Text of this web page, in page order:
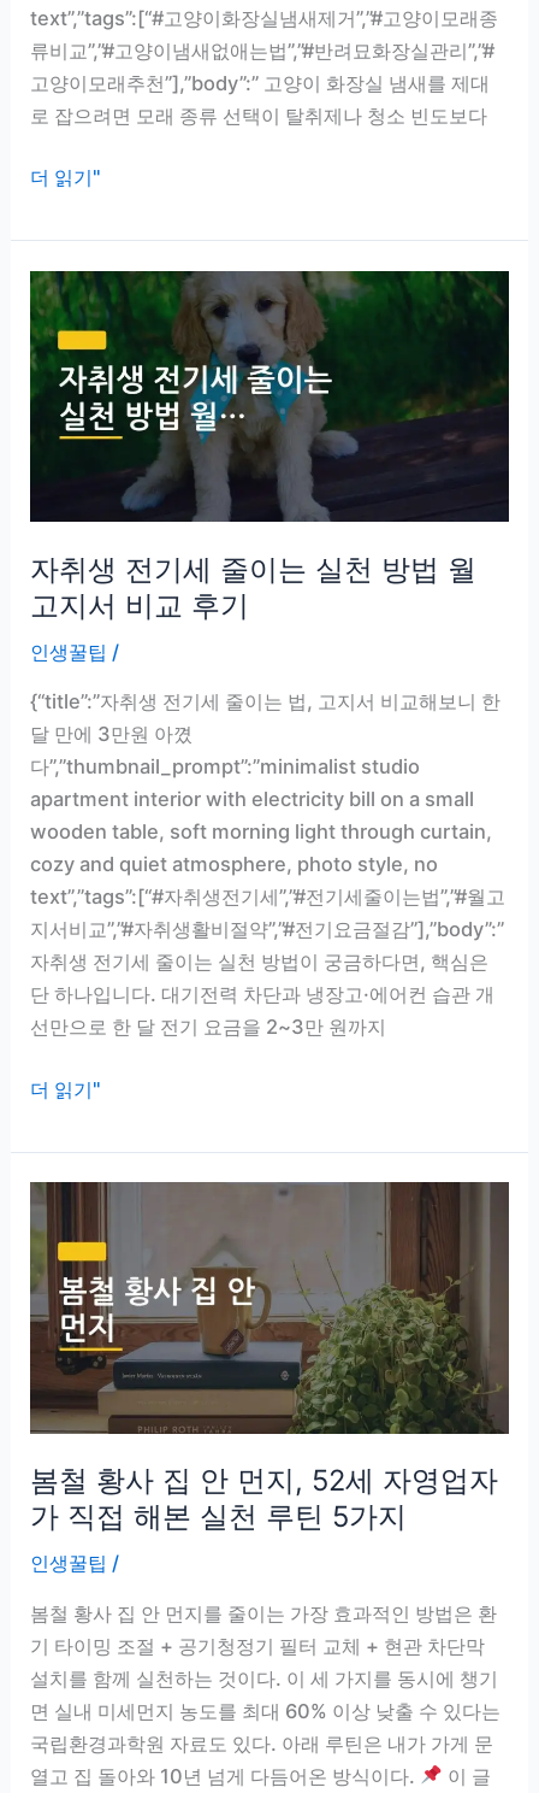
몇
도
일
까
text”,”tags”:[“#고양이화장실냄새제거”,”#고양이모래종
류비교”,”#고양이냄새없애는법”,”#반려묘화장실관리”,”#
고양이모래추천”],”body”:” 고양이 화장실 냄새를 제대
로 잡으려면 모래 종류 선택이 탈취제나 청소 빈도보다
고
이
화
장
실
냄
새
제
모
래
류
별
비
교
더 읽기"
자취생 전기세 줄이는 실천 방법 월
고지서 비교 후기
인생꿀팁 /
{“title”:”자취생 전기세 줄이는 법, 고지서 비교해보니 한
달 만에 3만원 아꼈
다”,”thumbnail_prompt”:”minimalist studio
apartment interior with electricity bill on a small
wooden table, soft morning light through curtain,
cozy and quiet atmosphere, photo style, no
text”,”tags”:[“#자취생전기세”,”#전기세줄이는법”,”#월고
지서비교”,”#자취생활비절약”,”#전기요금절감”],”body”:”
자취생 전기세 줄이는 실천 방법이 궁금하다면, 핵심은
단 하나입니다. 대기전력 차단과 냉장고·에어컨 습관 개
선만으로 한 달 전기 요금을 2~3만 원까지
자
생
전
줄
이
는
천
법
월
지
서
비
교
후
기
더 읽기"
봄철 황사 집 안 먼지, 52세 자영업자
가 직접 해본 실천 루틴 5가지
인생꿀팁 /
봄철 황사 집 안 먼지를 줄이는 가장 효과적인 방법은 환
기 타이밍 조절 + 공기청정기 필터 교체 + 현관 차단막
설치를 함께 실천하는 것이다. 이 세 가지를 동시에 챙기
면 실내 미세먼지 농도를 최대 60% 이상 낮출 수 있다는
국립환경과학원 자료도 있다. 아래 루틴은 내가 가게 문
열고 집 돌아와 10년 넘게 다듬어온 방식이다.
이 글